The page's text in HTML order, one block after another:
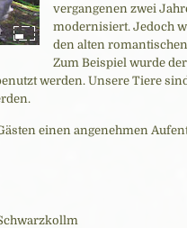
vergangenen zwei
modernisiert. Jedoch
den alten
Zum Beispiel wurde
werden. Unsere Tiere
einen angenehmen